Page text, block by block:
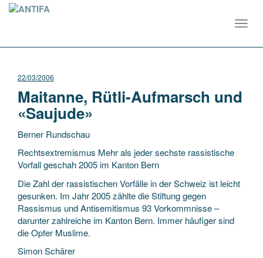
22/03/2006
Maitanne, Rütli-Aufmarsch und
«Saujude»
Berner Rundschau
Rechtsextremismus Mehr als jeder sechste rassistische
Vorfall geschah 2005 im Kanton Bern
Die Zahl der rassistischen Vorfälle in der Schweiz ist leicht
gesunken. Im Jahr 2005 zählte die Stiftung gegen
Rassismus und Antisemitismus 93 Vorkommnisse –
darunterzahlreiche im Kanton Bern. Immer häufiger sind
die Opfer Muslime.
Simon Schärer